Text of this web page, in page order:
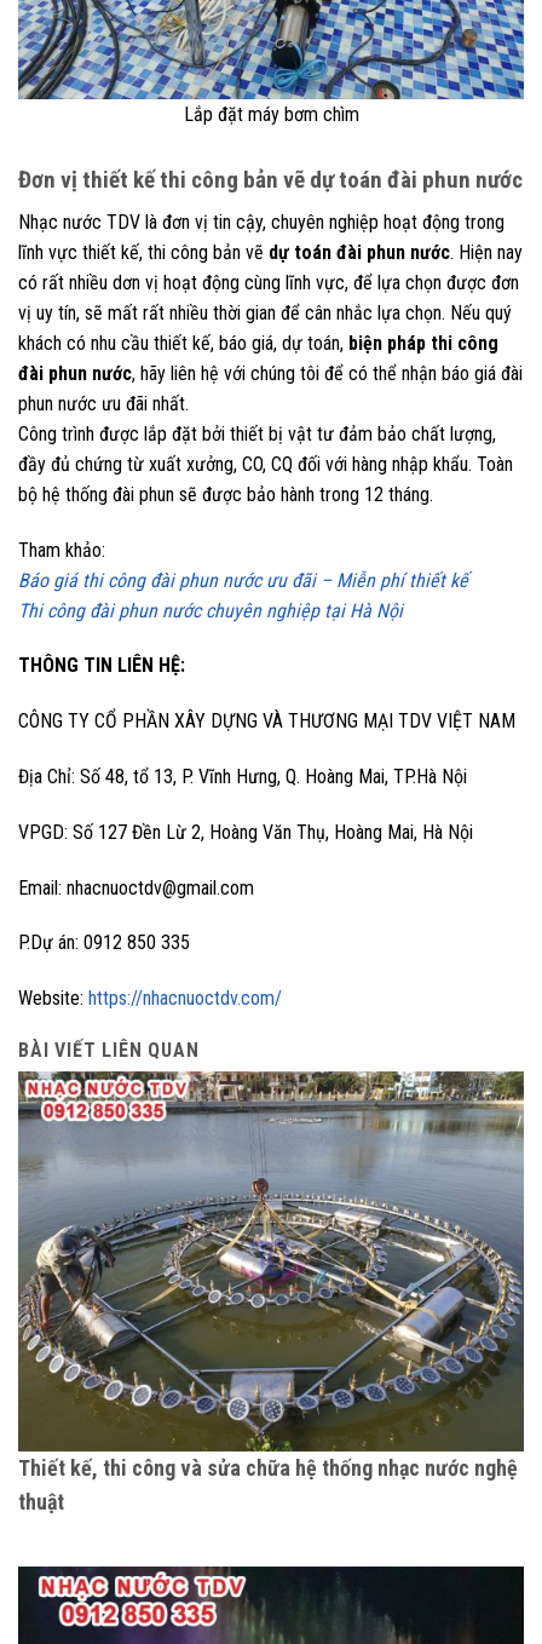
Lắp đặt máy bơm chìm
Đơn vị thiết kế thi công bản vẽ dự toán đài phun nước
Nhạc nước TDV là đơn vị tin cậy, chuyên nghiệp hoạt động trong
lĩnh vực thiết kế, thi công bản vẽ dự toán đài phun nước. Hiện nay
có rất nhiều dơn vị hoạt động cùng lĩnh vực, để lựa chọn được đơn
vị uy tín, sẽ mất rất nhiều thời gian để cân nhắc lựa chọn. Nếu quý
khách có nhu cầu thiết kế, báo giá, dự toán, biện pháp thi công
đài phun nước, hãy liên hệ với chúng tôi để có thể nhận báo giá đài
phun nước ưu đãi nhất.
Công trình được lắp đặt bởi thiết bị vật tư đảm bảo chất lượng,
đầy đủ chứng từ xuất xưởng, CO, CQ đối với hàng nhập khẩu. Toàn
bộ hệ thống đài phun sẽ được bảo hành trong 12 tháng.
Tham khảo:
Báo giá thi công đài phun nước ưu đãi – Miễn phí thiết kế
Thi công đài phun nước chuyên nghiệp tại Hà Nội
THÔNG TIN LIÊN HỆ:
CÔNG TY CỔ PHẦN XÂY DỰNG VÀ THƯƠNG MẠI TDV VIỆT NAM
Địa Chỉ: Số 48, tổ 13, P. Vĩnh Hưng, Q. Hoàng Mai, TP.Hà Nội
VPGD: Số 127 Đền Lừ 2, Hoàng Văn Thụ, Hoàng Mai, Hà Nội
Email: nhacnuoctdv@gmail.com
P.Dự án: 0912 850 335
Website: https://nhacnuoctdv.com/
BÀI VIẾT LIÊN QUAN
Thiết kế, thi công và sửa chữa hệ thống nhạc nước nghệ
thuật